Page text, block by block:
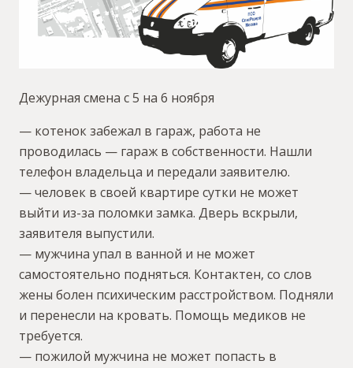
Дежурная смена с 5 на 6 ноября
— котенок забежал в гараж, работа не
проводилась — гараж в собственности. Нашли
телефон владельца и передали заявителю.
— человек в своей квартире сутки не может
выйти из-за поломки замка. Дверь вскрыли,
заявителя выпустили.
— мужчина упал в ванной и не может
самостоятельно подняться. Контактен, со слов
жены болен психическим расстройством. Подняли
и перенесли на кровать. Помощь медиков не
требуется.
— пожилой мужчина не может попасть в